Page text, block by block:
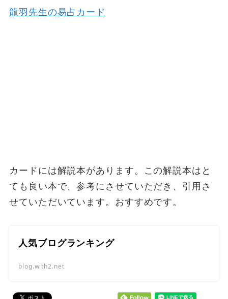
龍羽先生の易占カード
カードには解説本があります。この解説本はと
ても良い本で、参考にさせていただき、引用さ
せていただいています。おすすめです。
人気ブログランキング
blog.with2.net